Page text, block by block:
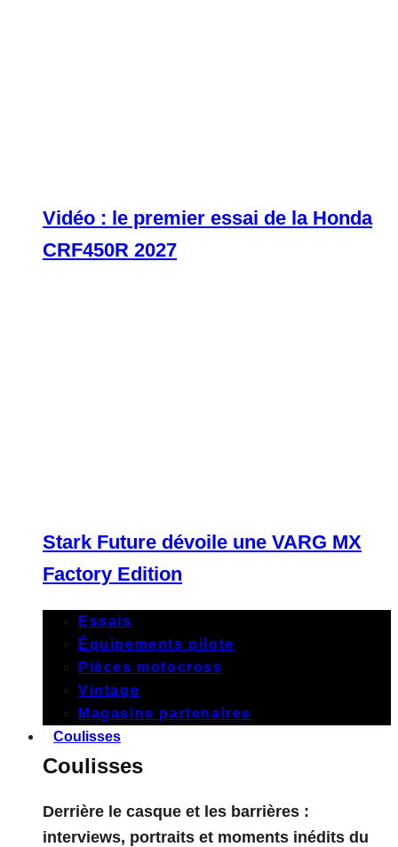
Vidéo : le premier essai de la Honda
CRF450R 2027
Stark Future dévoile une VARG MX
Factory Edition
Essais
Équipements pilote
Pièces motocross
Vintage
Magasins partenaires
Coulisses
Coulisses
Derrière le casque et les barrières :
interviews, portraits et moments inédits du